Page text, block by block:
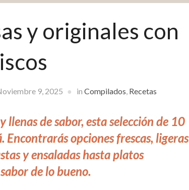
y originales con
9, 2025 in Compilados, Recetas
llenas de sabor, esta selección de 10
opciones frescas, ligeras
y ensaladas hasta platos
de lo bueno.